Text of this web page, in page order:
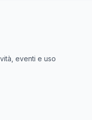
eventi e uso